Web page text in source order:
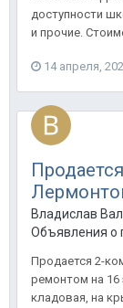
доступности
и прочие.
14 апреля,
Владислав
Объявления о
Продается 2-
ремонтом на 16
кладовая, на